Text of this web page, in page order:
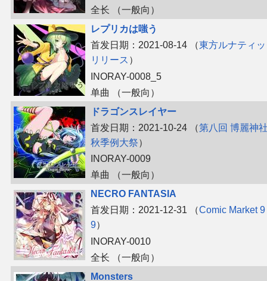
全长 （一般向）
レプリカは嗤う
首发日期：2021-08-14 （東方ルナティ
リリース ）
INORAY-0008_5
单曲 （一般向）
ドラゴンスレイヤー
首发日期：2021-10-24 （第八回 博麗神
秋季例大祭）
INORAY-0009
单曲 （一般向）
NECRO FANTASIA
首发日期：2021-12-31 （Comic Market 9
9）
INORAY-0010
全长 （一般向）
Monsters